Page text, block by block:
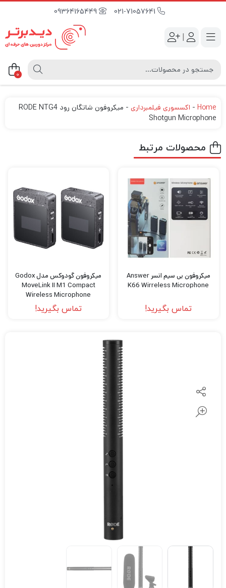
09364165449
|
0
Home
- اکسسوری فیلمبرداری -
میکروفون شاتگان رود RODE NTG4
Shotgun Microphone
محصولات مرتبط
میکروفون بی سیم انسر Answer
K66 Wirreless Microphone
تماس بگیرید!
میکروفون گودوکس مدل Godox
MoveLink II M1 Compact
Wireless Microphone
تماس بگیرید!